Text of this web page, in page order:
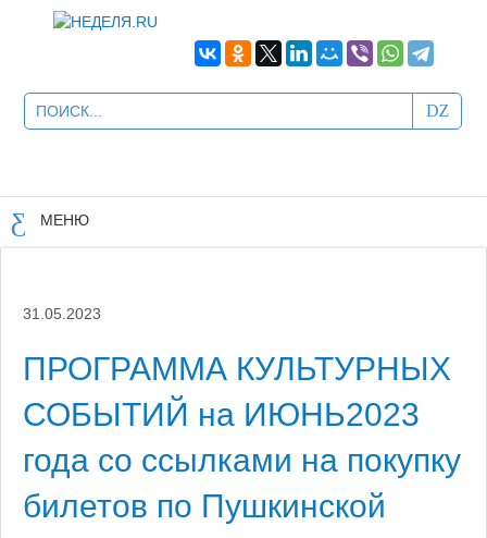
МЕНЮ
31.05.2023
ПРОГРАММА КУЛЬТУРНЫХ
СОБЫТИЙ на ИЮНЬ2023
года со ссылками на покупку
билетов по Пушкинской